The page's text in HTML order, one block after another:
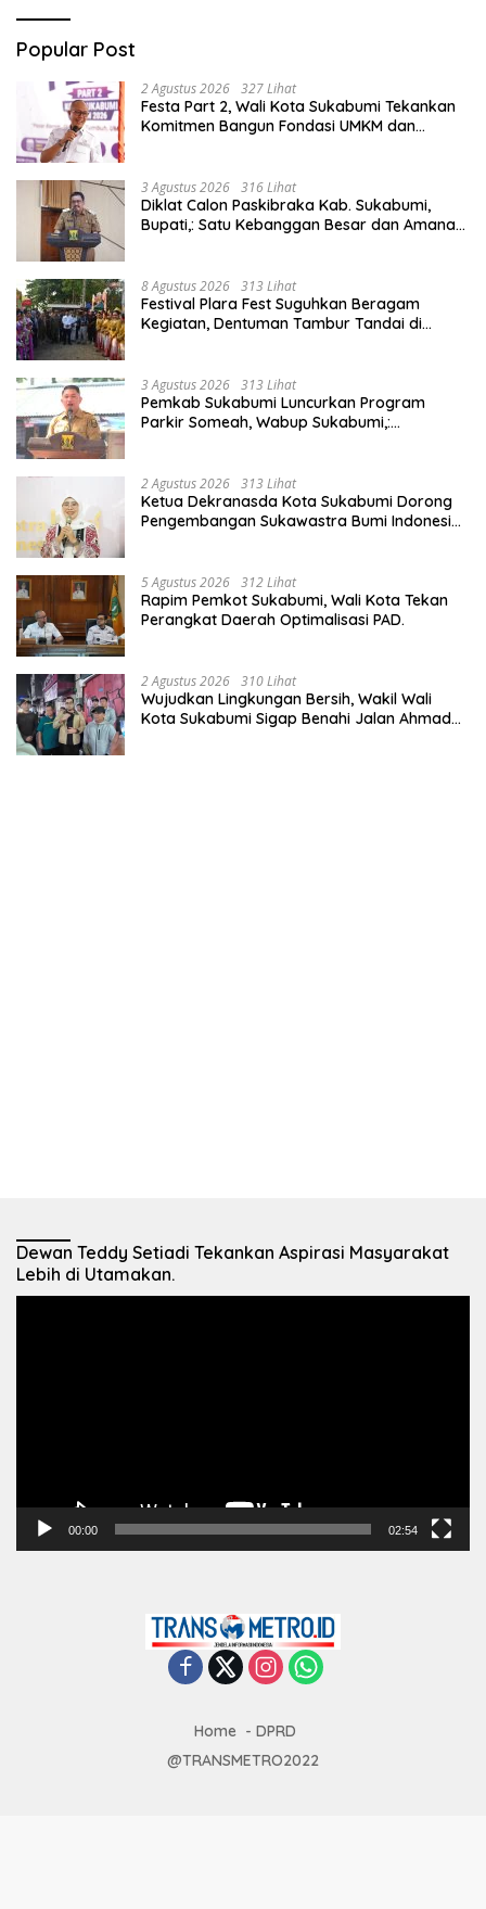
Popular Post
2 Agustus 2026 327 Lihat
Festa Part 2, Wali Kota Sukabumi Tekankan
Komitmen Bangun Fondasi UMKM dan
3 Agustus 2026 316 Lihat
Diklat Calon Paskibraka Kab. Sukabumi,
Bupati,: Satu Kebanggan Besar dan Amanah
8 Agustus 2026 313 Lihat
Festival Plara Fest Suguhkan Beragam
Kegiatan, Dentuman Tambur Tandai di
3 Agustus 2026 313 Lihat
Pemkab Sukabumi Luncurkan Program
Parkir Someah, Wabup Sukabumi,:
2 Agustus 2026 313 Lihat
Ketua Dekranasda Kota Sukabumi Dorong
Pengembangan Sukawastra Bumi Indonesia,
5 Agustus 2026 312 Lihat
Rapim Pemkot Sukabumi, Wali Kota Tekan
Perangkat Daerah Optimalisasi PAD.
2 Agustus 2026 310 Lihat
Wujudkan Lingkungan Bersih, Wakil Wali
Kota Sukabumi Sigap Benahi Jalan Ahmad
Dewan Teddy Setiadi Tekankan Aspirasi Masyarakat
Lebih di Utamakan.
00:00 02:54
Home
DPRD
@TRANSMETRO2022